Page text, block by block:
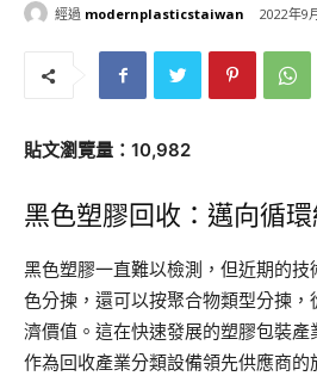
經過 modernplasticstaiwan 2022年9
貼文瀏覽量：10,982
黑色塑膠回收：邁向循
黑色塑膠一直難以檢測，但近期的
色分揀，還可以按聚合物類型分揀
濟價值。這在快速發展的塑膠包裝
作為回收產業分類設備領先供應商的